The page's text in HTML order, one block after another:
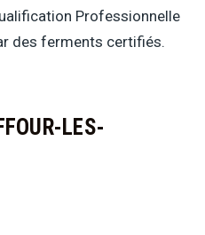
Professionnelle
des ferments certifiés.
LES-